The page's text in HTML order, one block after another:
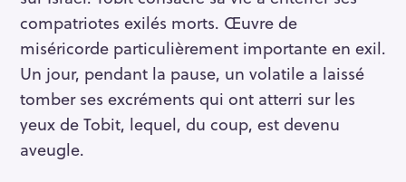
compatriotes exilés morts. Œuvre de
miséricorde particulièrement importante en exil.
Un jour, pendant la pause, un volatile a laissé
tomber ses excréments qui ont atterri sur les
yeux de Tobit, lequel, du coup, est devenu
aveugle.